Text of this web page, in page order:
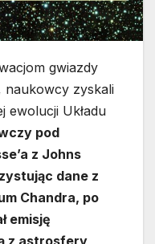
gwiazdy
naukowcy zyskali
ewolucji Układu
pod
z Johns
dane z
Chandra, po
emisję
z astrosfery